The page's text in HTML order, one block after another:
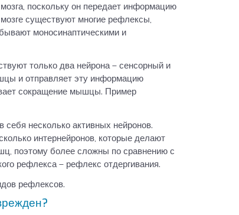
поскольку он передает информацию
существуют многие рефлексы,
моносинаптическими и
только два нейрона – сенсорный и
и отправляет эту информацию
сокращение мышцы. Пример
несколько активных нейронов.
интернейронов, которые делают
поэтому более сложны по сравнению с
рефлекса – рефлекс отдергивания.
рефлексов.